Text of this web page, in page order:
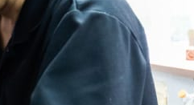
メディア掲載
大成麺市場・工場直売